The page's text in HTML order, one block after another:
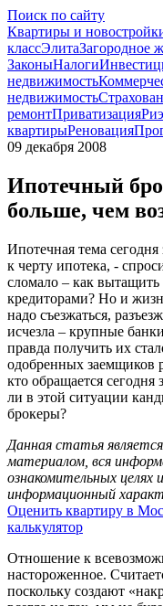
Поиск по сайту
Квартиры и
классЭлитаЗагородное
ЗаконыНалоги
недвижимость
недвижимость
ремонтПриватизация
квартирыРеновация
09 декабря 2008
Ипотечный
больше, чем
Ипотечная тема
к черту ипотека, -
сломало – как
кредиторами? Но и
надо съезжаться,
исчезла – крупные
правда получить их
одобренных заемщиков
кто обращается
ли в этой ситуации
брокеры?
Данная статья
материалом, вся
ознакомительных целях
информационный
Оценить квартиру в
калькулятор
Отношение к
настороженное.
поскольку создают